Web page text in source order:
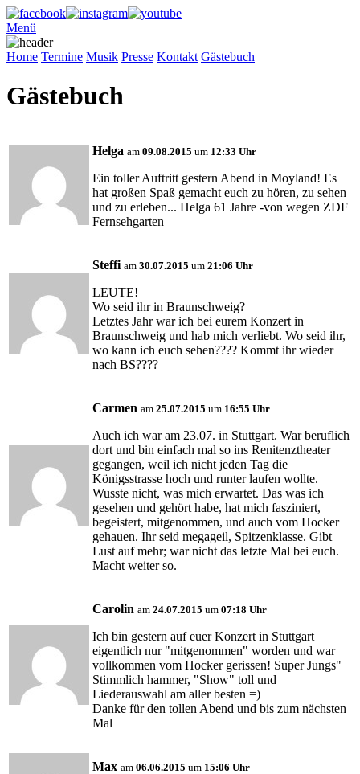
Menü
Home Termine Musik Presse Kontakt Gästebuch
Gästebuch
Helga am 09.08.2015 um 12:33 Uhr
Ein toller Auftritt gestern Abend in Moyland! Es
hat großen Spaß gemacht euch zu hören, zu sehen
und zu erleben... Helga 61 Jahre -von wegen ZDF
Fernsehgarten
Steffi am 30.07.2015 um 21:06 Uhr
LEUTE!
Wo seid ihr in Braunschweig?
Letztes Jahr war ich bei eurem Konzert in
Braunschweig und hab mich verliebt. Wo seid ihr,
wo kann ich euch sehen???? Kommt ihr wieder
nach BS????
Carmen am 25.07.2015 um 16:55 Uhr
Auch ich war am 23.07. in Stuttgart. War beruflich
dort und bin einfach mal so ins Renitenztheater
gegangen, weil ich nicht jeden Tag die
Königsstrasse hoch und runter laufen wollte.
Wusste nicht, was mich erwartet. Das was ich
gesehen und gehört habe, hat mich fasziniert,
begeistert, mitgenommen, und auch vom Hocker
gehauen. Ihr seid megageil, Spitzenklasse. Gibt
Lust auf mehr; war nicht das letzte Mal bei euch.
Macht weiter so.
Carolin am 24.07.2015 um 07:18 Uhr
Ich bin gestern auf euer Konzert in Stuttgart
eigentlich nur "mitgenommen" worden und war
vollkommen vom Hocker gerissen! Super Jungs"
Stimmlich hammer, "Show" toll und
Liederauswahl am aller besten =)
Danke für den tollen Abend und bis zum nächsten
Mal
Max am 06.06.2015 um 15:06 Uhr